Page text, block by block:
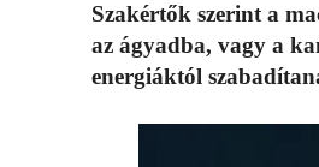
Szakértők szerint a
az ágyadba, vagy a
energiáktól